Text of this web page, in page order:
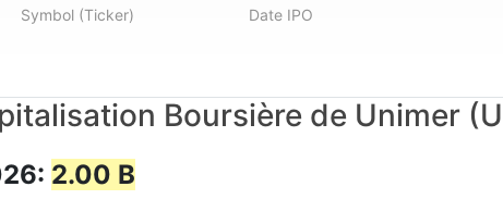
Symbol (Ticker) Date IPO
Boursière de Unimer
2.00 B